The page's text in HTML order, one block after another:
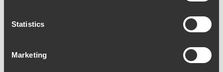
Statistics
Marketing
VTM, syntynyt 1975, hallituksen puheenjohtaja 27.4.2018
alkaen ja jäsen 22.5.2026 alkaen. Hän on
hän on työskennellyt Turun kaupunginjohtajana ja Turun